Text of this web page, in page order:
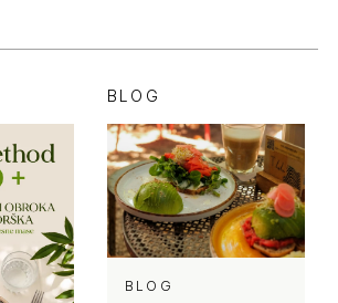
BLOG
BLOG